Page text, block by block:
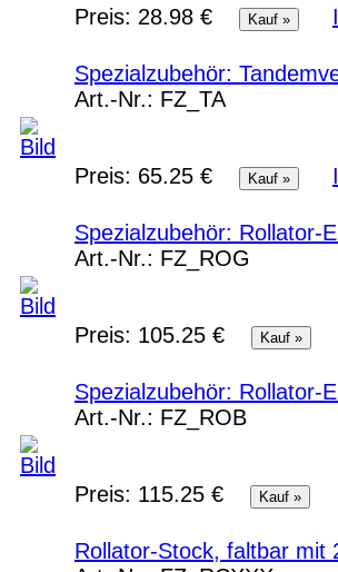
Preis: 28.98 €
Spezialzubehör:
Art.-Nr.: FZ_TA
Preis: 65.25 €
Spezialzubehör: Rollator-
Art.-Nr.: FZ_ROG
Preis: 105.25 €
Spezialzubehör: Rollator-
Art.-Nr.: FZ_ROB
Preis: 115.25 €
Rollator-Stock, faltbar mit